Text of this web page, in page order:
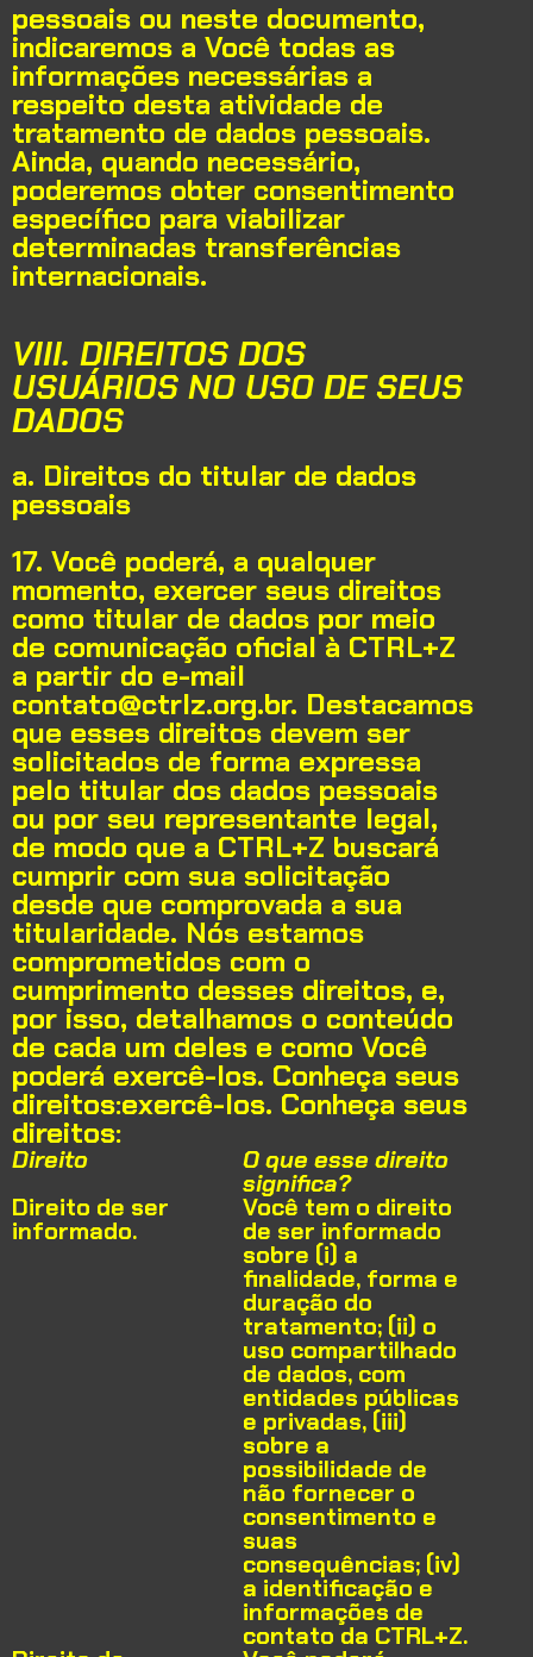
pessoais ou neste documento,
indicaremos a Você todas as
informações necessárias a
respeito desta atividade de
tratamento de dados pessoais.
Ainda, quando necessário,
poderemos obter consentimento
específico para viabilizar
determinadas transferências
internacionais.
VIII. DIREITOS DOS
USUÁRIOS NO USO DE SEUS
DADOS
a. Direitos do titular de dados
pessoais
17. Você poderá, a qualquer
momento, exercer seus direitos
como titular de dados por meio
de comunicação oficial à CTRL+Z
a partir do e-mail
contato@ctrlz.org.br. Destacamos
que esses direitos devem ser
solicitados de forma expressa
pelo titular dos dados pessoais
ou por seu representante legal,
de modo que a CTRL+Z buscará
cumprir com sua solicitação
desde que comprovada a sua
titularidade. Nós estamos
comprometidos com o
cumprimento desses direitos, e,
por isso, detalhamos o conteúdo
de cada um deles e como Você
poderá exercê-los. Conheça seus
direitos:exercê-los. Conheça seus
direitos:
Direito O que esse direito
significa?
Direito de ser
informado.
Você tem o direito
de ser informado
sobre (i) a
finalidade, forma e
duração do
tratamento; (ii) o
uso compartilhado
de dados, com
entidades públicas
e privadas, (iii)
sobre a
possibilidade de
não fornecer o
consentimento e
suas
consequências; (iv)
a identificação e
informações de
contato da CTRL+Z.